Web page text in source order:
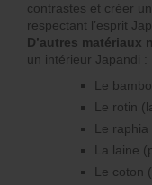
contrastes et créer
respectant l’esprit
D’autres matériaux
un intérieur Japandi :
Le
Le rotin
Le raphia
La laine
Le coton